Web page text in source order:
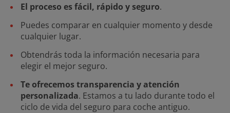
El proceso es fácil, rápido y seguro.
Puedes comparar en cualquier momento y desde
cualquier lugar.
Obtendrás toda la información necesaria para
elegir el mejor seguro.
Te ofrecemos transparencia y atención
personalizada. Estamos a tu lado durante todo el
ciclo de vida del seguro para coche antiguo.